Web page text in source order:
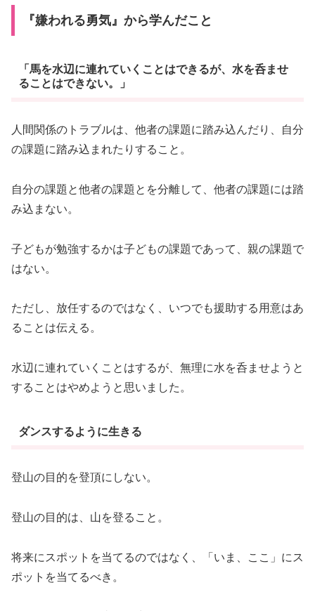
『嫌われる勇気』から学んだこと
「馬を水辺に連れていくことはできるが、水を呑ませ
ることはできない。」
人間関係のトラブルは、他者の課題に踏み込んだり、自分
の課題に踏み込まれたりすること。
自分の課題と他者の課題とを分離して、他者の課題には踏
み込まない。
子どもが勉強するかは子どもの課題であって、親の課題で
はない。
ただし、放任するのではなく、いつでも援助する用意はあ
ることは伝える。
水辺に連れていくことはするが、無理に水を呑ませようと
することはやめようと思いました。
ダンスするように生きる
登山の目的を登頂にしない。
登山の目的は、山を登ること。
将来にスポットを当てるのではなく、「いま、ここ」にス
ポットを当てるべき。